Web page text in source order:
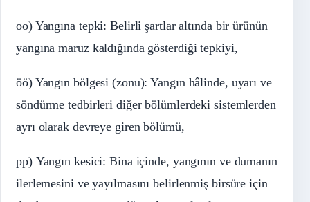
oo) Yangına tepki: Belirli şartlar altında bir ürünün
yangına maruz kaldığında gösterdiği tepkiyi,
öö) Yangın bölgesi (zonu): Yangın hâlinde, uyarı ve
söndürme tedbirleri diğer bölümlerdeki sistemlerden
ayrı olarak devreye giren bölümü,
pp) Yangın kesici: Bina içinde, yangının ve dumanın
ilerlemesini ve yayılmasını belirlenmiş birsüre için